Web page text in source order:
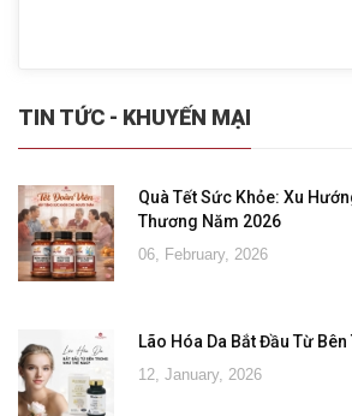
TIN TỨC - KHUYẾN MẠI
Quà Tết Sức Khỏe: Xu
Thương Năm 2026
06, February, 2026
Lão Hóa Da Bắt Đầu Từ
12, January, 2026